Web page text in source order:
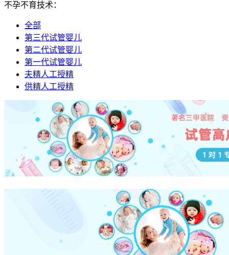
不孕不育技术：
全部
第三代试管婴儿
第二代试管婴儿
第一代试管婴儿
夫精人工授精
供精人工授精